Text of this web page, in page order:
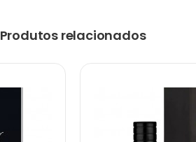
Produtos relacionados